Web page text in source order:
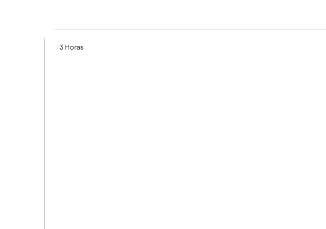
3 Horas